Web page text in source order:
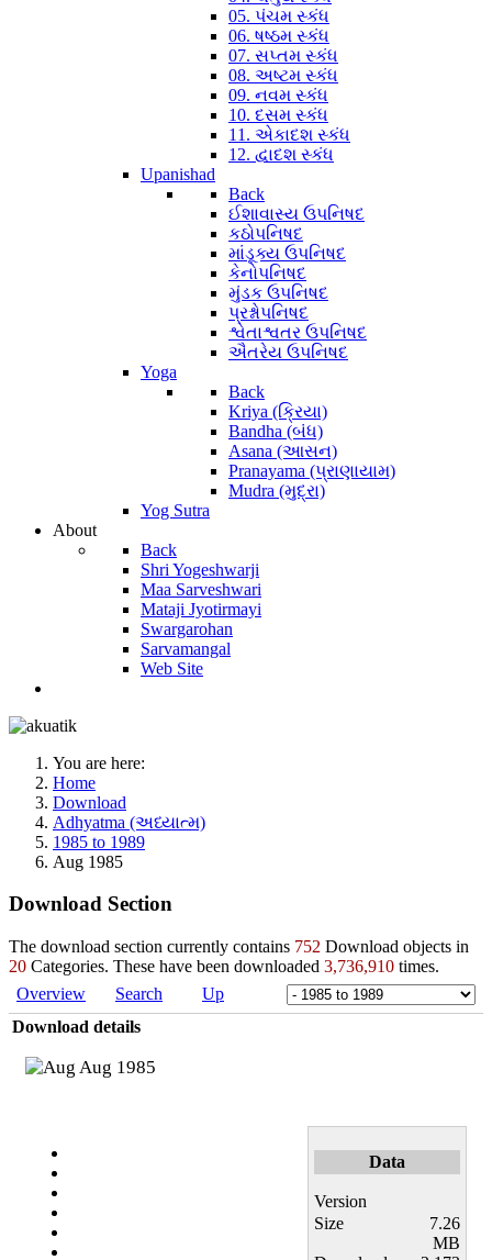
05. પંચમ સ્કંધ
06. ષષ્ઠમ સ્કંધ
07. સપ્તમ સ્કંધ
08. અષ્ટમ સ્કંધ
09. નવમ સ્કંધ
10. દસમ સ્કંધ
11. એકાદશ સ્કંધ
12. દ્વાદશ સ્કંધ
Upanishad
Back
ઈશાવાસ્ય ઉપનિષદ
કઠોપનિષદ
માંડૂક્ય ઉપનિષદ
કેનોપનિષદ
મુંડક ઉપનિષદ
પ્રશ્નોપનિષદ
શ્વેતાશ્વતર ઉપનિષદ
ઐતરેય ઉપનિષદ
Yoga
Back
Kriya (ક્રિયા)
Bandha (બંધ)
Asana (આસન)
Pranayama (પ્રાણાયામ)
Mudra (મુદ્રા)
Yog Sutra
About
Back
Shri Yogeshwarji
Maa Sarveshwari
Mataji Jyotirmayi
Swargarohan
Sarvamangal
Web Site
You are here:
Home
Download
Adhyatma (અધ્યાત્મ)
1985 to 1989
Aug 1985
Download Section
The download section currently contains 752 Download objects in
20 Categories. These have been downloaded 3,736,910 times.
Overview
Search
Up
Download details
Aug 1985
Data
Version
Size
7.26
MB